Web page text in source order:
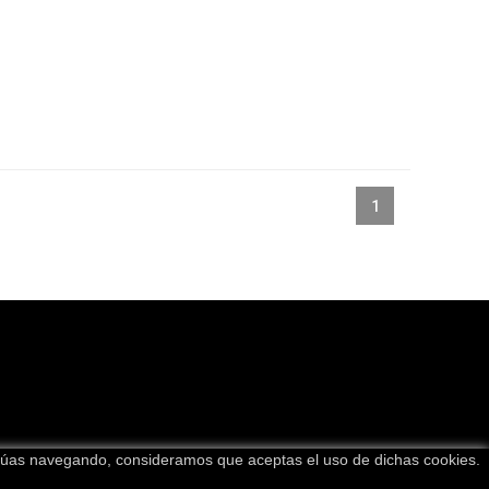
navegando, consideramos que aceptas el uso de dichas cookies.
1